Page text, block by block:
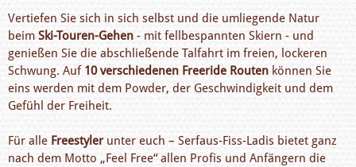
Vertiefen Sie sich in sich selbst und die umliegende Natur
beimSki-Touren-Gehen - mit fellbespannten Skiern - und
genießen Sie die abschließende Talfahrt im freien, lockeren
Schwung. Auf 10 verschiedenen Freeride Routen können Sie
eins werden mit dem Powder, der Geschwindigkeit und dem
Gefühl der Freiheit.
Für alle Freestylerunter euch – Serfaus-Fiss-Ladis bietet ganz
nach dem Motto „Feel Free“ allen Profis und Anfängern die